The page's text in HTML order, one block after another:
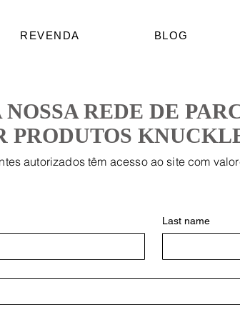
REVENDA BLOG
REDE DE
PRODUTOS
autorizados têm acesso ao site com
Last name